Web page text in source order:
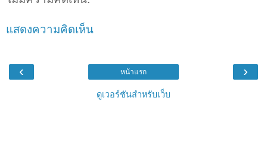
แสดงความคิดเห็น
‹ ›
หน้าแรก
ดูเวอร์ชันสำหรับเว็บ